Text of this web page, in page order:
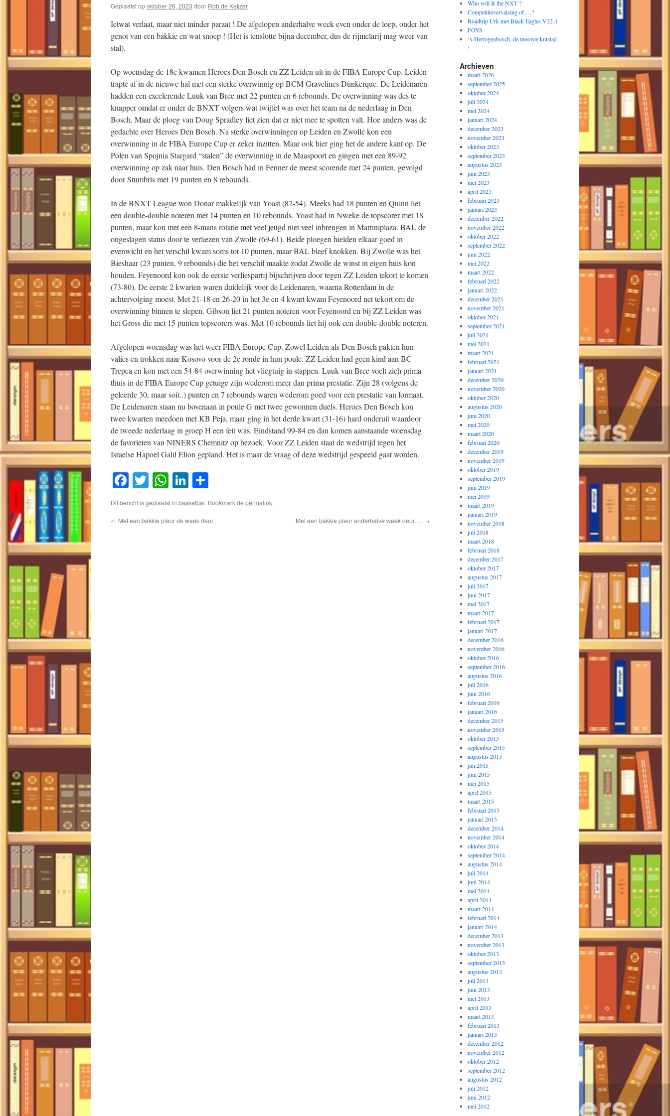
Geplaatst opoktober 26, 2023 door Rob de Keijzer
Ietwat verlaat, maar niet minder paraat ! De afgelopen anderhalve week even onder de loep, onder het
genot van een bakkie en wat snoep ! (Het is tenslotte bijna december, dus de rijmelarij mag weer van
stal).
Op woensdag de 18e kwamen Heroes Den Bosch en ZZ Leiden uit in de FIBA Europe Cup. Leiden
trapte af in de nieuwe hal met een sterke overwinnig op BCM Gravelines Dunkerque. De Leidenaren
hadden een excelerende Luuk van Bree met 22 punten en 6 rebounds. De overwinning was des te
knapper omdat er onder de BNXT volgers wat twijfel was over het team na de nederlaag in Den
Bosch. Maar de ploeg van Doug Spradley liet zien dat er niet mee te spotten valt. Hoe anders was de
gedachte over Heroes Den Bosch. Na sterke overwinningen op Leiden en Zwolle kon een
overwinning in de FIBA Europe Cup er zeker inzitten. Maar ook hier ging het de andere kant op. De
Polen van Spojnia Stargard “stalen” de overwinning in de Maaspoort en gingen met een 89-92
overwinning op zak naar huis. Den Bosch had in Fenner de meest scorende met 24 punten, gevolgd
door Stumbris met 19 punten en 8 rebounds.
In de BNXT League won Donar makkelijk van Yoast (82-54). Meeks had 18 punten en Quinn liet
een double-double noteren met 14 punten en 10 rebounds. Yoast had in Nweke de topscorer met 18
punten, maar kon met een 8-mans rotatie met veel jeugd niet veel inbrengen in Martiniplaza. BAL de
ongeslagen status door te verliezen van Zwolle (69-61). Beide ploegen hielden elkaar goed in
evenwicht en het verschil kwam soms tot 10 punten, maar BAL bleef knokken. Bij Zwolle was het
Bieshaar (23 punten, 9 rebounds) die het verschil maakte zodat Zwolle de winst in eigen huis kon
houden. Feyenoord kon ook de eerste verliespartij bijschrijven door tegen ZZ Leiden tekort te komen
(73-80). De eerste 2 kwarten waren duidelijk voor de Leidenaren, waarna Rotterdam in de
achtervolging moest. Met 21-18 en 26-20 in het 3e en 4 kwart kwam Feyenoord net tekort om de
overwinning binnen te slepen. Gibson liet 21 punten noteren voor Feyenoord en bij ZZ Leiden was
het Gross die met 15 punten topscorers was. Met 10 rebounds liet hij ook een double-double noteren.
Afgelopen woensdag was het weer FIBA Europe Cup. Zowel Leiden als Den Bosch pakten hun
valies en trokken naar Kosovo voor de 2e ronde in hun poule. ZZ Leiden had geen kind aan BC
Trepca en kon met een 54-84 overwinning het vliegtuig in stappen. Luuk van Bree voelt zich prima
thuis in de FIBA Europe Cup getuige zijn wederom meer dan prima prestatie. Zijn 28 (volgens de
geleerde 30, maar soit..) punten en 7 rebounds waren wederom goed voor een prestatie van formaat.
De Leidenaren staan nu bovenaan in poule G met twee gewonnen duels. Heroes Den Bosch kon
twee kwarten meedoen met KB Peja, maar ging in het derde kwart (31-16) hard onderuit waardoor
de tweede nederlaag in groep H een feit was. Eindstand 99-84 en dan komen aanstaande woensdag
de favorieten van NINERS Chemnitz op bezoek. Voor ZZ Leiden staat de wedstrijd tegen het
Israelse Hapoel Galil Elion gepland. Het is maar de vraag of deze wedstrijd gespeeld gaat worden.
Facebook
TwitterWhatsApp
LinkedIn
Dit bericht is geplaatst in basketbal. Bookmark de permalink.
← Met een bakkie pleur de week deur Met een bakkie pleur anderhalve week deur…. →
Who will B the NXT ?
Competitievervalsing of….?
Roadtrip Urk met Black Eagles V22-1
FOYS
‘s-Hertogenbosch, de mooiste kutstad
!
Archieven
maart 2026
september 2025
oktober 2024
juli 2024
mei 2024
januari 2024
december 2023
november 2023
oktober 2023
september 2023
augustus 2023
juni 2023
mei 2023
april 2023
februari 2023
januari 2023
december 2022
november 2022
oktober 2022
september 2022
juni 2022
mei 2022
maart 2022
februari 2022
januari 2022
december 2021
november 2021
oktober 2021
september 2021
juli 2021
mei 2021
maart 2021
februari 2021
januari 2021
december 2020
november 2020
oktober 2020
augustus 2020
juni 2020
mei 2020
maart 2020
februari 2020
december 2019
november 2019
oktober 2019
september 2019
juni 2019
mei 2019
maart 2019
januari 2019
november 2018
juli 2018
maart 2018
februari 2018
december 2017
oktober 2017
augustus 2017
juli 2017
juni 2017
mei 2017
maart 2017
februari 2017
januari 2017
december 2016
november 2016
oktober 2016
september 2016
augustus 2016
juli 2016
juni 2016
februari 2016
januari 2016
december 2015
november 2015
oktober 2015
september 2015
augustus 2015
juli 2015
juni 2015
mei 2015
april 2015
maart 2015
februari 2015
januari 2015
december 2014
november 2014
oktober 2014
september 2014
augustus 2014
juli 2014
juni 2014
mei 2014
april 2014
maart 2014
februari 2014
januari 2014
december 2013
november 2013
oktober 2013
september 2013
augustus 2013
juli 2013
juni 2013
mei 2013
april 2013
maart 2013
februari 2013
januari 2013
december 2012
november 2012
oktober 2012
september 2012
augustus 2012
juli 2012
juni 2012
mei 2012